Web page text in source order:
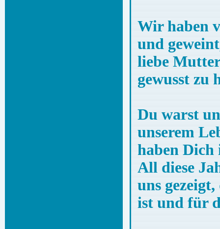
Wir haben
und
liebe
gewusst zu
Du warst
unserem
haben Dich
All diese
uns
ist und für